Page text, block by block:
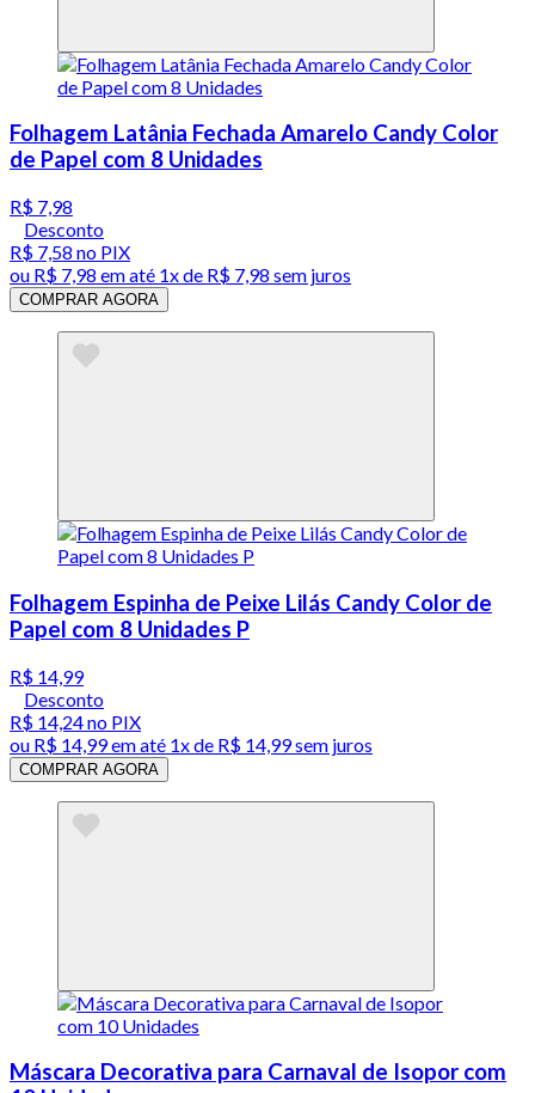
Folhagem Latânia Fechada Amarelo Candy Color
de Papel com 8 Unidades
R$ 7,98
Desconto
R$ 7,58 no PIX
ou R$ 7,98 em até 1x de R$ 7,98 sem juros
COMPRAR AGORA
Folhagem Espinha de Peixe Lilás Candy Color de
Papel com 8 Unidades P
R$ 14,99
Desconto
R$ 14,24no PIX
ou R$ 14,99em até 1x de R$ 14,99sem juros
COMPRAR AGORA
Máscara Decorativa para Carnaval de Isopor com